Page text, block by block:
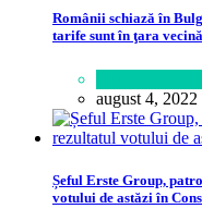
Românii schiază în
tarife sunt în ţara vecină
august 4, 2022
Șeful Erste Group,
votului de astăzi în